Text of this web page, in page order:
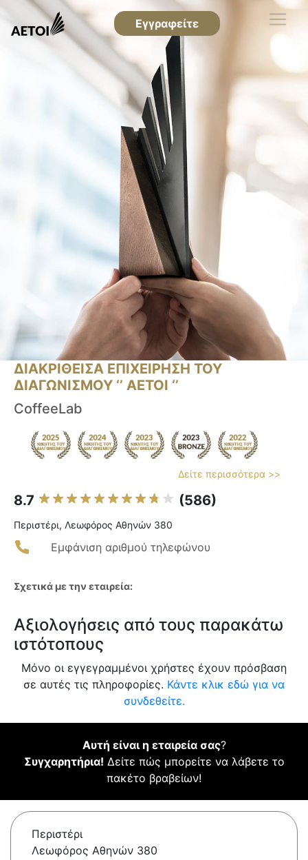
Εγγραφείτε
ΔΙΑΚΡΙΘΕΙΣΑ ΕΠΙΧΕΙΡΗΣΗ ΤΟΥ
ΔΙΑΓΩΝΙΣΜΟΥ ‘’ ΑΕΤΟΙ ‘’
CoffeeLab
Δείτε περισσότερα >>
8.7 (586)
Περιστέρι, Λεωφόρος Αθηνών 380
Εμφάνιση αριθμού τηλεφώνου
Σχετικά με την εταιρεία:
Αξιολογήσεις από τους παρακάτω
ιστότοπους
Μόνο οι εγγεγραμμένοι χρήστες έχουν πρόσβαση
σε αυτές τις πληροφορίες. Κάντε κλικ εδώ για να
συνδεθείτε.
Αυτή είναι η εταιρεία σας?
Συγχαρητήρια! Δείτε πώς μπορείτε να λάβετε το
πακέτο βραβείων!
Περιστέρι
Λεωφόρος Αθηνών 380